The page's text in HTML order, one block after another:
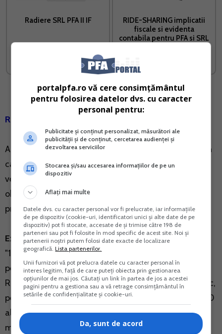
Radiere SRL PFA II IF
Vreau acest produs →
RIDE-SHARING implicatii
fiscale si evidenta
contabila pentru PFA si SRL
Raspunsul expertilor Rentrop&Straton:
Analizand legislatia in vigoare, apreciem ca in cazul in
care societatea de la care persoana fizica a primit
veniturile este persoana juridica straina, veniturile
obtinute de la aceasta se declara in D201 "Declaratie
privind veniturile realizate din strainatate".
Extras din instructiunile de completare:
"1. Declaratia se completeaza si se depune de catre
persoanele fizice rezidente romane cu domiciliul in
Romania si de catre persoanele fizice care indeplinesc,
pentru anul de raportare, conditia prevazuta la art. 40
alin. (2) din Legea nr. 571/2003 privind Codul fiscal, cu
modificarile si completarile ulterioare, care realizeaza
portalpfa.ro vă cere consimțământul
pentru folosirea datelor dvs. cu caracter
personal pentru:
Publicitate și conținut personalizat, măsurători ale
publicității și de conținut, cercetarea audienței și
dezvoltarea serviciilor
Stocarea și/sau accesarea informațiilor de pe un
dispozitiv
Aflați mai multe
Datele dvs. cu caracter personal vor fi prelucrate, iar informațiile
de pe dispozitiv (cookie-uri, identificatori unici și alte date de pe
dispozitiv) pot fi stocate, accesate de și trimise către 198 de
parteneri sau pot fi folosite în mod specific de acest site. Noi și
partenerii noștri putem folosi date exacte de localizare
geografică.Lista partenerilor.
Unii furnizori vă pot prelucra datele cu caracter personal în
interes legitim, față de care puteți obiecta prin gestionarea
opțiunilor de mai jos. Căutați un link în partea de jos a acestei
pagini pentru a gestiona sau a vă retrage consimțământul în
setările de confidențialitate și cookie-uri.
Da, sunt de acord